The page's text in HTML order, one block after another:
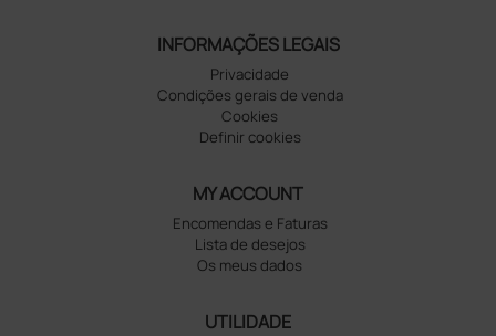
INFORMAÇÕES LEGAIS
Privacidade
Condições gerais de venda
Cookies
Definir cookies
MY ACCOUNT
Encomendas e Faturas
Lista de desejos
Os meus dados
UTILIDADE